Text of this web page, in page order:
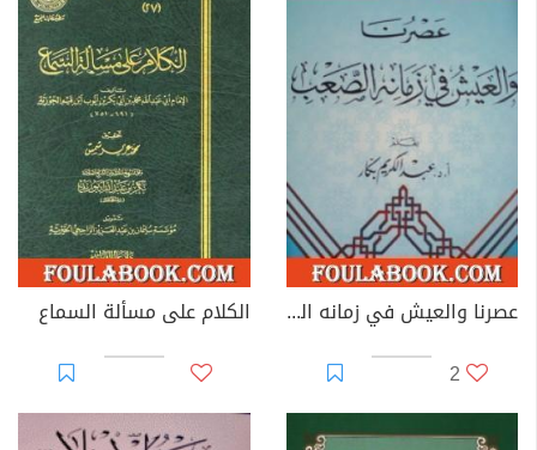
عصرنا والعيش في زمانه الصعب
2
الكلام على مسألة السماع